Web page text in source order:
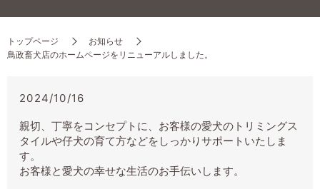
トップページ
お知らせ
鳥政畜犬店のホームページをリニューアルしました。
2024/10/16
親切、丁寧をコンセプトに、お客様の愛犬のトリミングス
タイルや仔犬の育て方などをしっかりサポートいたしま
す。
お客様と愛犬の幸せな生活のお手伝いします。